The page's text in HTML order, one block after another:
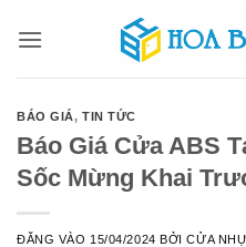
qua
BÁO GIÁ,TIN TỨC
Báo Giá Cửa ABS
Sốc Mừng Khai
ĐĂNG VÀO 15/04/2024 BỞICỬA